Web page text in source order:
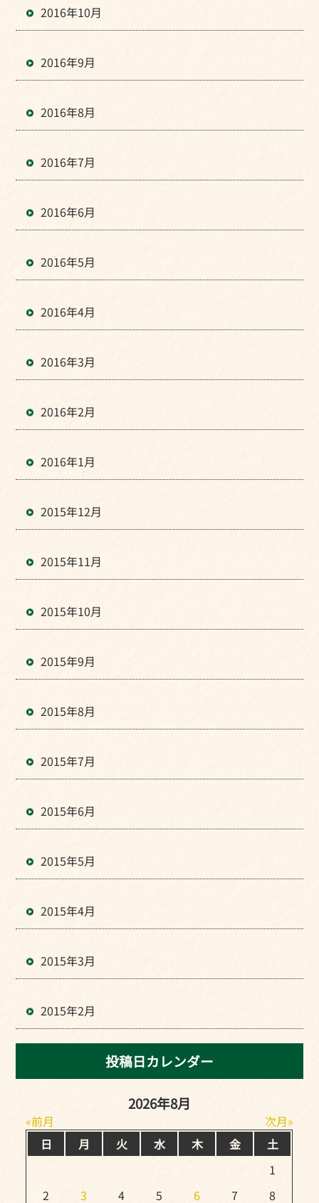
2016年10月
2016年9月
2016年8月
2016年7月
2016年6月
2016年5月
2016年4月
2016年3月
2016年2月
2016年1月
2015年12月
2015年11月
2015年10月
2015年9月
2015年8月
2015年7月
2015年6月
2015年5月
2015年4月
2015年3月
2015年2月
投稿日カレンダー
2026年8月
前月
次月
日
月 火 水 木 金
土
1
2
3 4 5 6 7 8